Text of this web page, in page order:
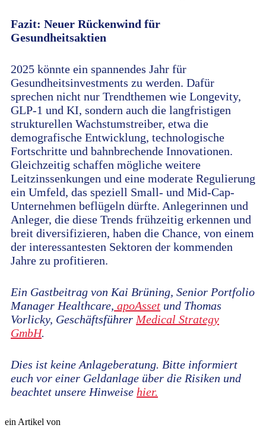
Fazit: Neuer Rückenwind für
Gesundheitsaktien
2025 könnte ein spannendes Jahr für
Gesundheitsinvestments zu werden. Dafür
sprechen nicht nur Trendthemen wie Longevity,
GLP-1 und KI, sondern auch die langfristigen
strukturellen Wachstumstreiber, etwa die
demografische Entwicklung, technologische
Fortschritte und bahnbrechende Innovationen.
Gleichzeitig schaffen mögliche weitere
Leitzinssenkungen und eine moderate Regulierung
ein Umfeld, das speziell Small- und Mid-Cap-
Unternehmen beflügeln dürfte. Anlegerinnen und
Anleger, die diese Trends frühzeitig erkennen und
breit diversifizieren, haben die Chance, von einem
der interessantesten Sektoren der kommenden
Jahre zu profitieren.
Ein Gastbeitrag von Kai Brüning, Senior Portfolio
Manager Healthcare, apoAsset und Thomas
Vorlicky, Geschäftsführer Medical Strategy
GmbH.
Dies ist keine Anlageberatung. Bitte informiert
euch vor einer Geldanlage über die Risiken und
beachtet unsere Hinweise hier.
ein Artikel von